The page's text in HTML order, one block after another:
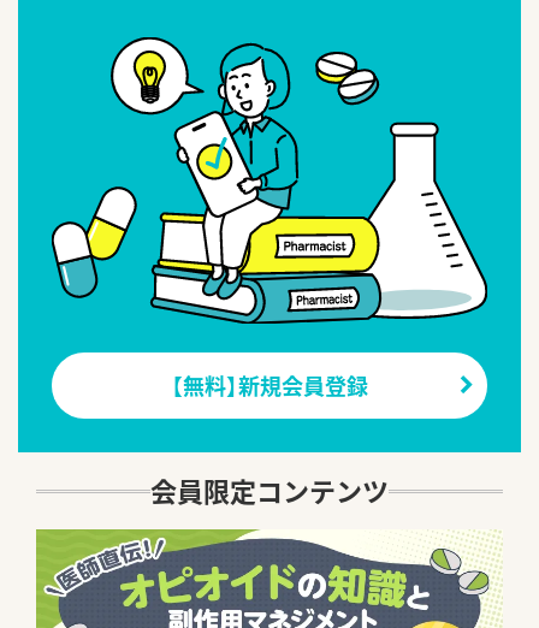
【無料】新規会員登録
会員限定コンテンツ